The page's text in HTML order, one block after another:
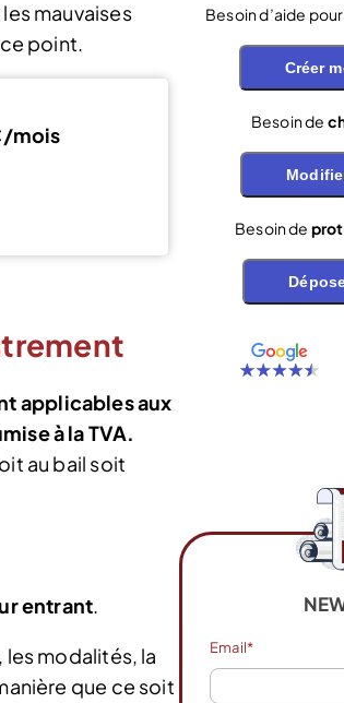
mauvaises
point.
mois
applicables aux
à la TVA.
au bail soit
entrant.
les modalités, la
que ce soit
Besoin d’aide pour
Créer
Besoin de
Besoin de
Email*